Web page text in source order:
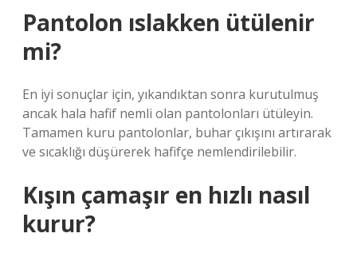
Pantolon ıslakken ütülenir
mi?
En iyi sonuçlar için, yıkandıktan sonra kurutulmuş
ancak hala hafif nemli olan pantolonları ütüleyin.
Tamamen kuru pantolonlar, buhar çıkışını artırarak
ve sıcaklığı düşürerek hafifçe nemlendirilebilir.
Kışın çamaşır en hızlı nasıl
kurur?